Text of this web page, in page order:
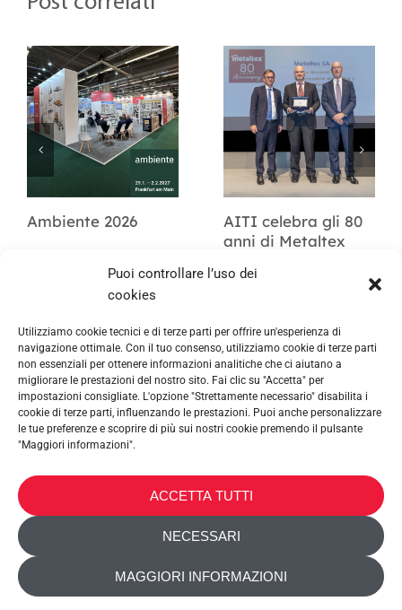
Puoi controllare l’uso dei
cookies
Utilizziamo cookie tecnici e di terze parti per offrire un'esperienza di
navigazione ottimale. Con il tuo consenso, utilizziamo cookie di terze parti
non essenziali per ottenere informazioni analitiche che ci aiutano a
migliorare le prestazioni del nostro sito. Fai clic su "Accetta" per
impostazioni consigliate. L'opzione "Strettamente necessario" disabilita i
cookie di terze parti, influenzando le prestazioni. Puoi anche personalizzare
le tue preferenze e scoprire di più sui nostri cookie premendo il pulsante
"Maggiori informazioni".
ACCETTA TUTTI
NECESSARI
MAGGIORI INFORMAZIONI
Ambiente 2026
AITI celebra gli 80
anni di Metaltex
METALTEX SA © 2023 Powered by Ticyweb
INFORMATIVA PRIVACY